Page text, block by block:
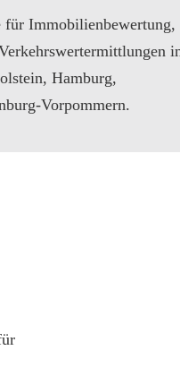
für Immobilienbewertung,
Hamburg,
Vorpommern.